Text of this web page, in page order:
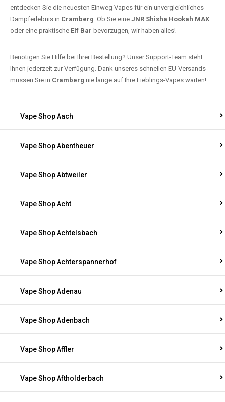
entdecken Sie die neuesten Einweg Vapes für ein unvergleichliches
Dampferlebnis in Cramberg. Ob Sie eine JNR Shisha Hookah MAX
oder eine praktische Elf Bar bevorzugen, wir haben alles!
Benötigen Sie Hilfe bei Ihrer Bestellung? Unser Support-Team steht
Ihnen jederzeit zur Verfügung. Dank unseres schnellen EU-Versands
müssen Sie in Cramberg nie lange auf Ihre Lieblings-Vapes warten!
Vape Shop Aach
Vape Shop Abentheuer
Vape Shop Abtweiler
Vape Shop Acht
Vape Shop Achtelsbach
Vape Shop Achterspannerhof
Vape Shop Adenau
Vape Shop Adenbach
Vape Shop Affler
Vape Shop Aftholderbach